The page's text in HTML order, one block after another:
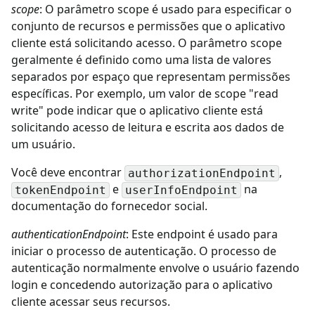
scope: O parâmetro scope é usado para especificar o
conjunto de recursos e permissões que o aplicativo
cliente está solicitando acesso. O parâmetro scope
geralmente é definido como uma lista de valores
separados por espaço que representam permissões
específicas. Por exemplo, um valor de scope "read
write" pode indicar que o aplicativo cliente está
solicitando acesso de leitura e escrita aos dados de
um usuário.
Você deve encontrar authorizationEndpoint ,
tokenEndpoint e userInfoEndpoint
na
documentação do fornecedor social.
authenticationEndpoint: Este endpoint é usado para
iniciar o processo de autenticação. O processo de
autenticação normalmente envolve o usuário fazendo
login e concedendo autorização para o aplicativo
cliente acessar seus recursos.